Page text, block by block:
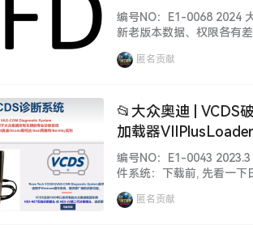
编号NO：E1-0068 2024
新老版本数据、权限各有
源种类繁多, 自行研究！更
匿名贡献
📂大众奥迪 | VCDS
加载器
编号NO：E1-0043
件系统：下载前, 先看一下
本站SVIP和VIP都能下载自
匿名贡献